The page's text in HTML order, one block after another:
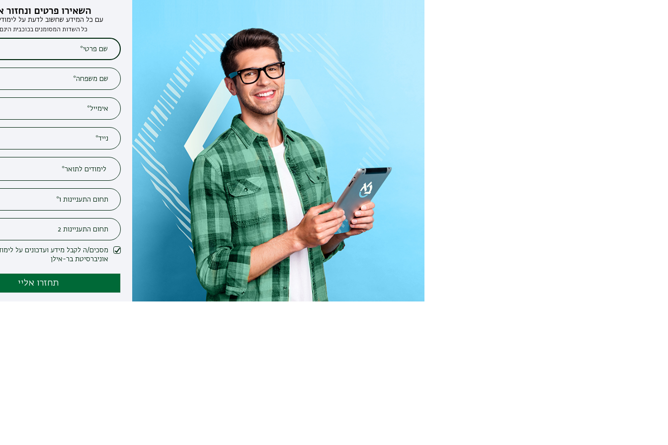
השאירו פרטים ונחזור אליכם
עם כל המידע שחשוב לדעת על לימודים בבר-אילן
כל השדות המסומנים בכוכבית הינם חובה*
מסכים/ה לקבל מידע ועדכונים על לימודים ופעילות
אוניברסיטת בר-אילן